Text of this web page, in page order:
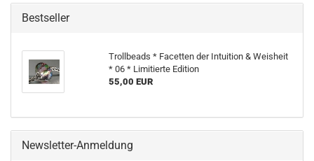
Bestseller
Trollbeads * Facetten der Intuition & Weisheit
* 06 * Limitierte Edition
55,00 EUR
Newsletter-Anmeldung